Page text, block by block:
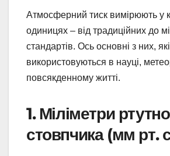
Атмосферний тиск вимірюють у
одиницях – від традиційних до
стандартів. Ось основні з них, які
використовуються в науці,
повсякденному житті.
1. Міліметри
стовпчика (мм рт.